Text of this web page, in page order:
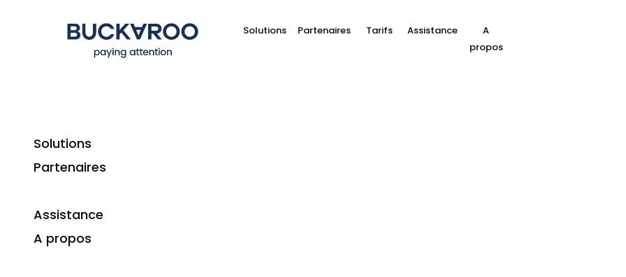
Solutions Partenaires Tarifs Assistance
A
propos
Solutions
Partenaires
Assistance
A propos